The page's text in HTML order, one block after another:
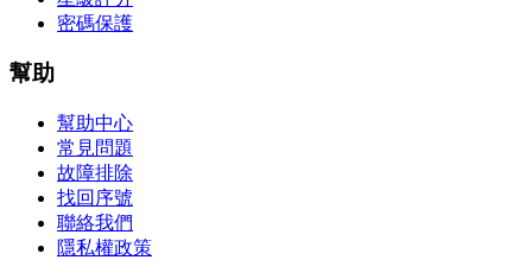
密碼保護
幫助
幫助中心
常見問題
故障排除
找回序號
聯絡我們
隱私權政策